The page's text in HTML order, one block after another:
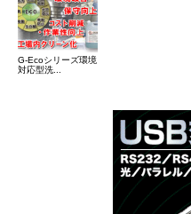
G-Ecoシリーズ環境
対応型洗...